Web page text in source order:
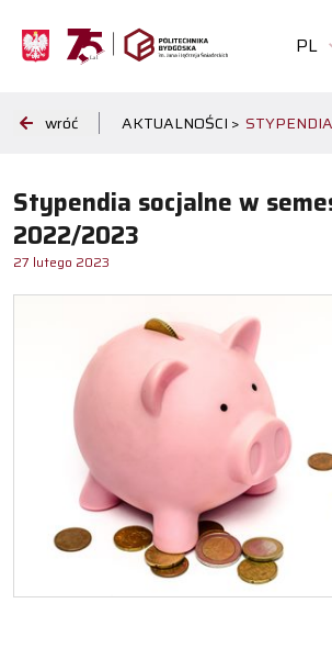
PL
wróć AKTUALNOŚCI >
Stypendia socjalne w
2022/2023
27 lutego 2023